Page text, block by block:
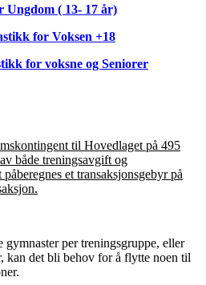
Ungdom ( 13- 17 år)
for Voksen +18
for voksne og Seniorer
til Hovedlaget på 495
både treningsavgift og
et transaksjonsgebyr på
gymnaster per treningsgruppe, eller
kan det bli behov for å flytte noen til